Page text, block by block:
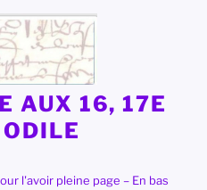
AUX 16, 17E
l'avoir pleine page – En bas